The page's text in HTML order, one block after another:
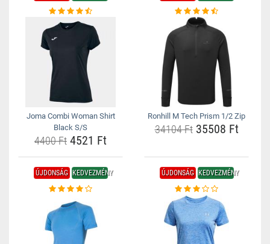
Joma Combi Woman Shirt
Black S/S
4400 Ft 4521 Ft
Ronhill M Tech Prism 1/2 Zip
34104 Ft35508 Ft
ÚJDONSÁG KEDVEZMÉNY ÚJDONSÁG KEDVEZMÉNY